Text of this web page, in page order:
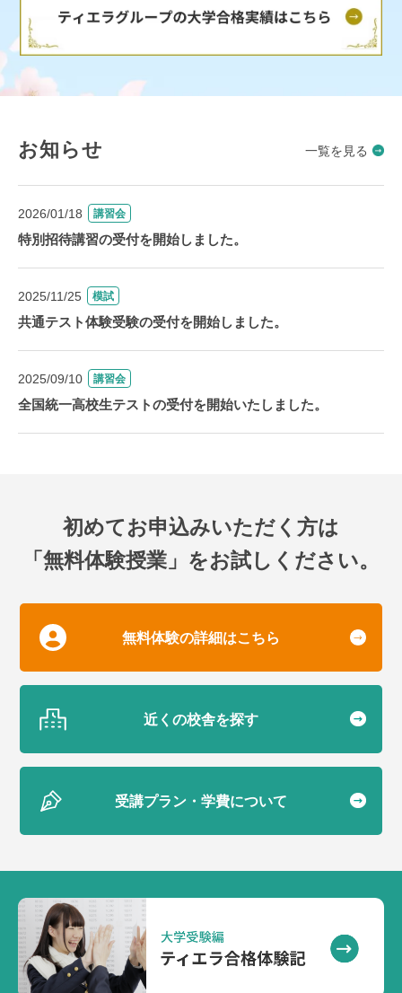
お知らせ 一覧を見る
2026/01/18 講習会
特別招待講習の受付を開始しました。
2025/11/25 模試
共通テスト体験受験の受付を開始しました。
2025/09/10 講習会
全国統一高校生テストの受付を開始いたしました。
初めてお申込みいただく方は
「無料体験授業」をお試しください。
無料体験の詳細はこちら
近くの校舎を探す
受講プラン・学費について